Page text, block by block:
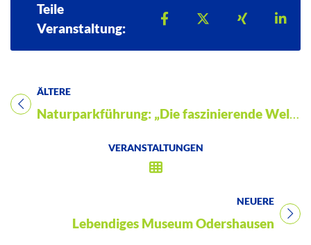
Teile
Veranstaltung:
Teilen auf Facebook
Teilen auf X
Teilen auf
ÄLTERE
Titel für Veranstaltung
Naturparkführung: „Die faszinierende Welt der Moose und Flechten“
VERANSTALTUNGEN
NEUERE
Titel für Veranstaltung
Lebendiges Museum Odershausen